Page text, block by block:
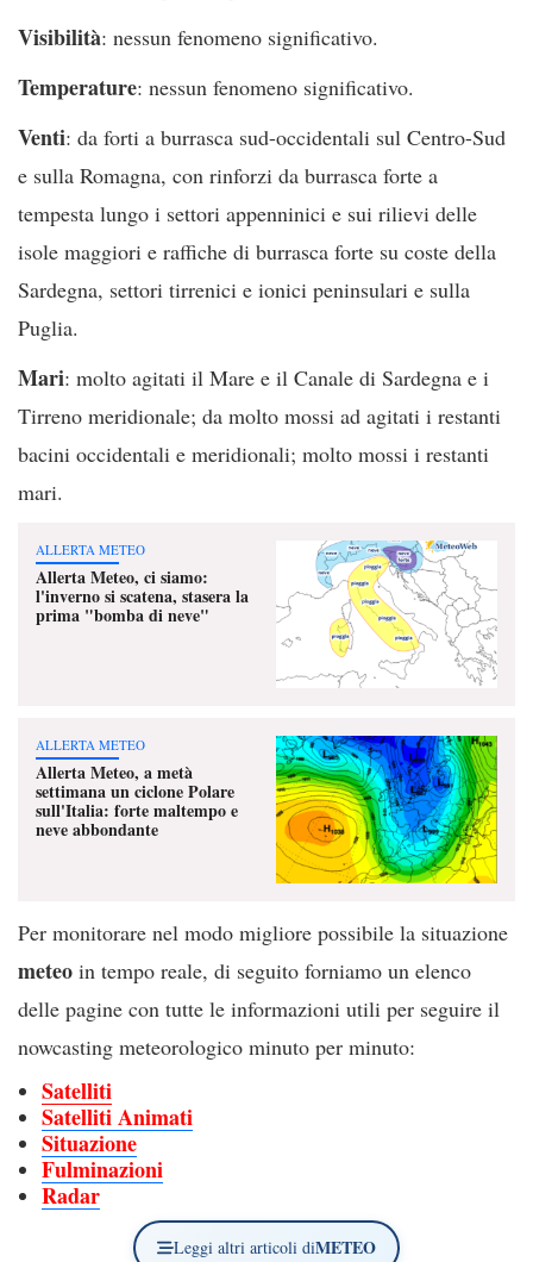
Visibilità: nessun fenomeno significativo.
Temperature: nessun fenomeno significativo.
Venti: da forti a burrasca sud-occidentali sul Centro-Sud
e sulla Romagna, con rinforzi da burrasca forte a
tempesta lungo i settori appenninici e sui rilievi delle
isole maggiori e raffiche di burrasca forte su coste della
Sardegna, settori tirrenici e ionici peninsulari e sulla
Puglia.
Mari: molto agitati il Mare e il Canale di Sardegna e i
Tirreno meridionale; da molto mossi ad agitati i restanti
bacini occidentali e meridionali; molto mossi i restanti
mari.
ALLERTA METEO
Allerta Meteo, ci siamo:
l'inverno si scatena, stasera la
prima "bomba di neve"
ALLERTA METEO
Allerta Meteo, a metà
settimana un ciclone Polare
sull'Italia: forte maltempo e
neve abbondante
Per monitorare nel modo migliore possibile la situazione
meteo in tempo reale, di seguito forniamo un elenco
delle pagine con tutte le informazioni utili per seguire il
nowcasting meteorologico minuto per minuto:
Satelliti
Satelliti Animati
Situazione
Fulminazioni
Radar
Leggi altri articoli diMETEO